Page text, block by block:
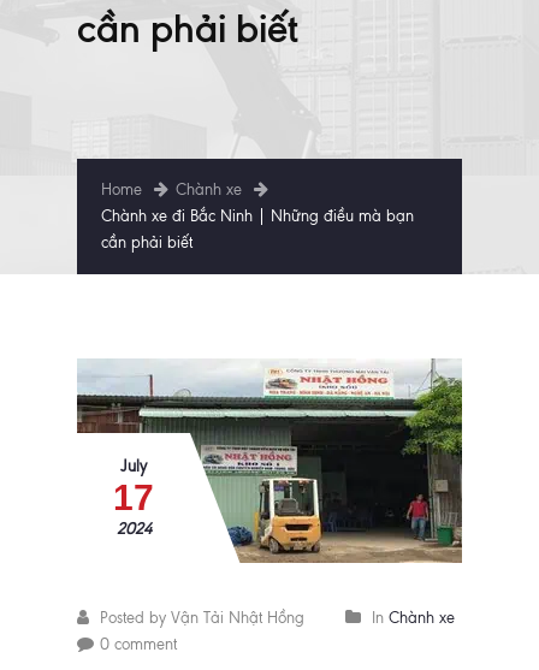
cần phải biết
Home
Chành xe
Chành xe đi Bắc Ninh | Những điều mà bạn
cần phải biết
July
17
2024
Posted by Vận Tải Nhật Hồng In Chành xe
0 comment